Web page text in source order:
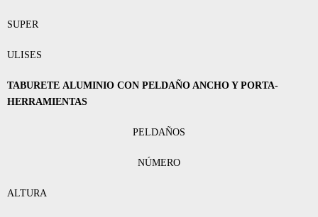
SUPER
ULISES
TABURETE ALUMINIO CON PELDAÑO ANCHO Y PORTA-
HERRAMIENTAS
PELDAÑOS
NÚMERO
ALTURA